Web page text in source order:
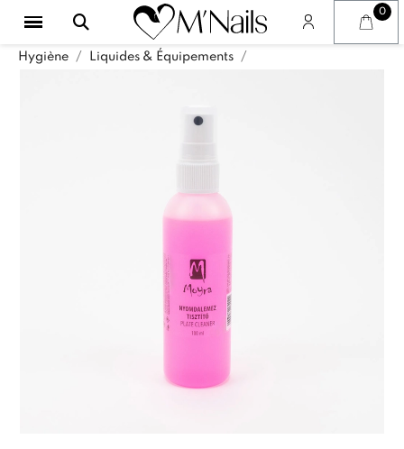
Hygiène Liquides & Équipements